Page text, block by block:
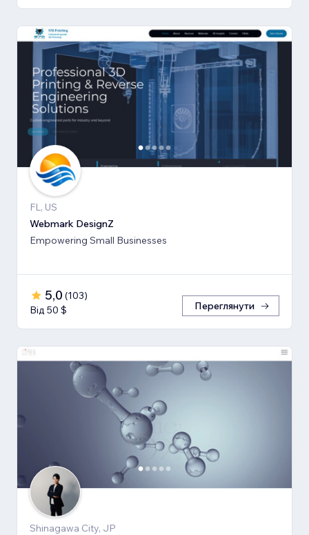
FL, US
Webmark DesignZ
Empowering Small Businesses
5,0 (103)
Від 50 $
Переглянути
Shinagawa City, JP